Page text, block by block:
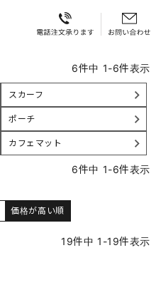
6件中 1-6件表示
スカーフ
ポーチ
カフェマット
6件中 1-6件表示
価格が高い順
19件中 1 -19件表示